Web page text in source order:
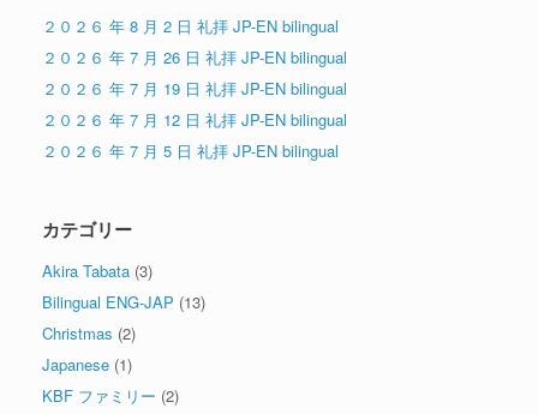
２０２６ 年 8 月 2 日 礼拝 JP-EN bilingual
２０２６ 年 7 月 26 日 礼拝 JP-EN bilingual
２０２６ 年 7 月 19 日 礼拝 JP-EN bilingual
２０２６ 年 7 月 12 日 礼拝 JP-EN bilingual
２０２６ 年 7 月 5 日 礼拝 JP-EN bilingual
カテゴリー
Akira Tabata (3)
Bilingual ENG-JAP (13)
Christmas (2)
Japanese (1)
KBF ファミリー (2)